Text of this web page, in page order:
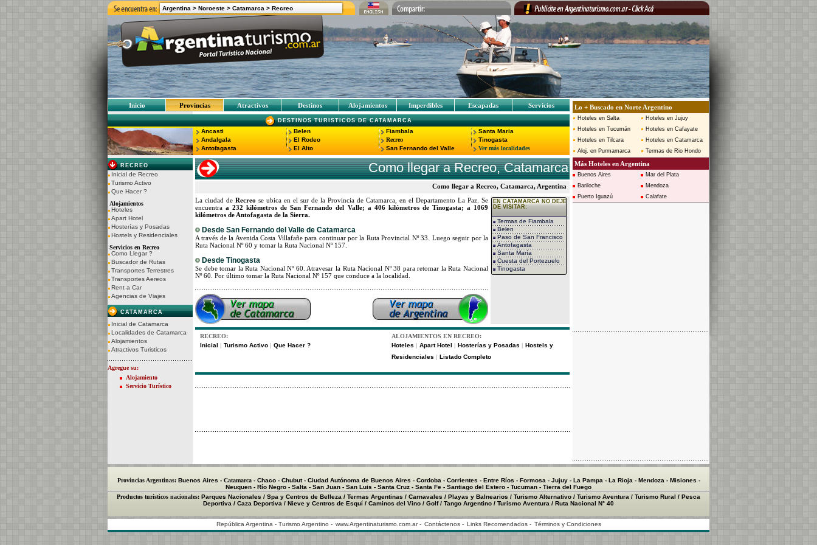
Argentina > Noroeste > Catamarca > Recreo
Inicio Provincias Atractivos Destinos Alojamientos Imperdibles Escapadas Servicios
DESTINOS TURISTICOS DE CATAMARCA
Ancasti
Andalgala
Antofagasta
Belen
El Rodeo
El Alto
Fiambala
Recreo
San Fernando del Valle
Santa Maria
Tinogasta
Ver más localidades
RECREO
Inicial de Recreo
Turismo Activo
Que Hacer ?
Alojamientos
Hoteles
Apart Hotel
Hosterías y Posadas
Hostels y Residenciales
Servicios en Recreo
Como Llegar ?
Buscador de Rutas
Transportes Terrestres
Transportes Aereos
Rent a Car
Agencias de Viajes
CATAMARCA
Inicial de Catamarca
Localidades de Catamarca
Alojamientos
Atractivos Turisticos
Agregue su:
Alojamiento
Servicio Turístico
Como llegar a Recreo, Catamarca
Como llegar a Recreo, Catamarca, Argentina
La ciudad de Recreo se ubica en el sur de la Provincia de Catamarca, en el Departamento La Paz. Se
encuentraa 232 kilómetros de San Fernando del Valle; a 406 kilómetros de Tinogasta; a 1069
kilómetros de Antofagasta de la Sierra.
Desde San Fernando del Valle de Catamarca
A través de la Avenida Costa Villafañe para continuar por la Ruta Provincial Nº 33. Luego seguir por la
Ruta Nacional Nº 60 y tomar la Ruta Nacional Nº 157.
Desde Tinogasta
Se debe tomar la Ruta Nacional Nº 60. Atravesar la Ruta Nacional Nº 38 para retomar la Ruta Nacional
Nº 60. Por último tomar la Ruta Nacional Nº 157 que conduce a la localidad.
EN CATAMARCA NO DEJE
DE VISITAR:
Termas de Fiambala
Belen
Paso de San Francisco
Antofagasta
Santa María
Cuesta del Portezuelo
Tinogasta
RECREO:
Inicial
Turismo Activo Que Hacer ?
ALOJAMIENTOS EN RECREO:
Hoteles
Apart Hotel Hosterías y Posadas
Hostels y
Residenciales
Listado Completo
Lo + Buscado en Norte Argentino
Hoteles en Salta
Hoteles en Jujuy
Hoteles en Tucumán
Hoteles en Cafayate
Hoteles en Tilcara
Hoteles en Catamarca
Aloj. en Purmamarca
Termas de Rio Hondo
Más Hoteles en Argentina
Buenos Aires
Mar del Plata
Bariloche
Mendoza
Puerto Iguazú
Calafate
Provincias Argentinas: Buenos Aires- Catamarca- Chaco- Chubut- Ciudad Autónoma de Buenos Aires- Cordoba - Corrientes- Entre Ríos- Formosa - Jujuy- La Pampa - La Rioja - Mendoza - Misiones-
Neuquen - Río Negro - Salta - San Juan - San Luis - Santa Cruz - Santa Fe - Santiago del Estero - Tucuman - Tierra del Fuego
Productos turísticos nacionales: Parques Nacionales / Spa y Centros de Belleza / Termas Argentinas / Carnavales / Playas y Balnearios / Turismo Alternativo / Turismo Aventura / Turismo Rural / Pesca
Deportiva / Caza Deportiva / Nieve y Centros de Esquí / Caminos del Vino / Golf/ Tango Argentino / Turismo Aventura / Ruta Nacional N° 40
República Argentina - Turismo Argentino - www.Argentinaturismo.com.ar- Contáctenos- Links Recomendados- Términos y Condiciones